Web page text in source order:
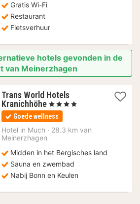
€
Gratis Wi-Fi
Restaurant
Fietsverhuur
hotels gevonden in de
van Meinerzhagen
Trans World Hotels
Kranichhöhe 2
nachten
vanaf
69
, 4 Sterren
Goede wellness
Hotel in Much · 28.3 km van
Meinerzhagen
Midden in het Bergisches land
Sauna en zwembad
Nabij Bonn en Keulen